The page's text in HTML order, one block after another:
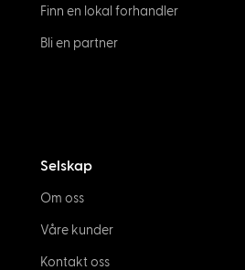
Finn en lokal forhandler
Bli en partner
Selskap
Om oss
Våre kunder
Kontakt oss